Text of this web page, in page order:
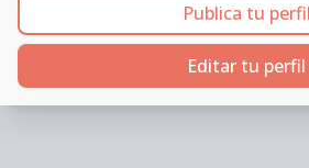
Publica tu perfil
Editar tu perfil